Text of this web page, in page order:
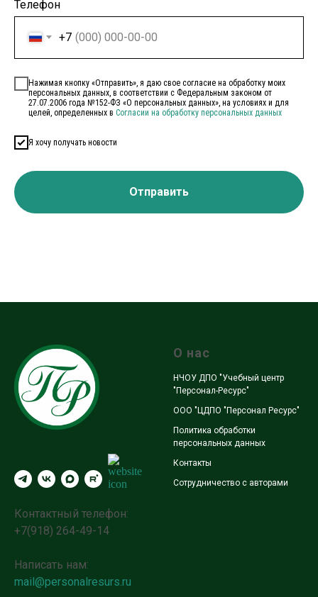
Телефон
+7
Нажимая кнопку «Отправить», я даю свое согласие на обработку моих
персональных данных, в соответствии с Федеральным законом от
27.07.2006 года №152-ФЗ «О персональных данных», на условиях и для
целей, определенных в Согласии на обработку персональных данных
Я хочу получать новости
Отправить
Контактный телефон:
+7(918) 264-49-14
Написать нам:
mail@personalresurs.ru
О нас
НЧОУ ДПО "Учебный центр
"Персонал-Ресурс"
ООО "ЦДПО "Персонал Ресурс"
Политика обработки
персональных данных
Контакты
Сотрудничество с авторами